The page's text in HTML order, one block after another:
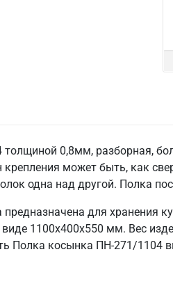
0,8мм, разборная,
может быть, как
одна над другой. Полка
для хранения
1100х400х550 мм. Вес
Полка косынка ПН-271/